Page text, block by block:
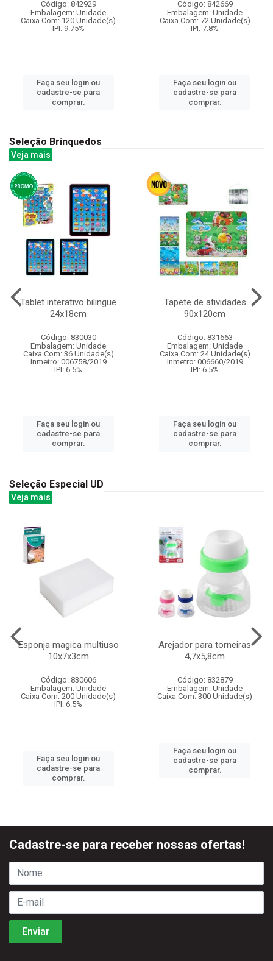
Código: 842929
Embalagem: Unidade
Caixa Com: 120 Unidade(s)
IPI: 9.75%
Faça seu login ou
cadastre-se para
comprar.
Código: 842669
Embalagem: Unidade
Caixa Com: 72 Unidade(s)
IPI: 7.8%
Faça seu login ou
cadastre-se para
comprar.
Seleção Brinquedos
Veja mais
Tablet interativo bilingue
24x18cm
Código: 830030
Embalagem: Unidade
Caixa Com: 36 Unidade(s)
Inmetro: 006758/2019
IPI: 6.5%
Faça seu login ou
cadastre-se para
comprar.
Tapete de atividades
90x120cm
Código: 831663
Embalagem: Unidade
Caixa Com: 24 Unidade(s)
Inmetro: 006660/2019
IPI: 6.5%
Faça seu login ou
cadastre-se para
comprar.
Seleção Especial UD
Veja mais
Esponja magica multiuso
10x7x3cm
Código: 830606
Embalagem: Unidade
Caixa Com: 200 Unidade(s)
IPI: 6.5%
Faça seu login ou
cadastre-se para
comprar.
Arejador para torneiras
4,7x5,8cm
Código: 832879
Embalagem: Unidade
Caixa Com: 300 Unidade(s)
Faça seu login ou
cadastre-se para
comprar.
Cadastre-se para receber nossas ofertas!